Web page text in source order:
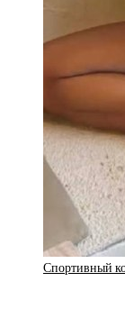
Спортивный